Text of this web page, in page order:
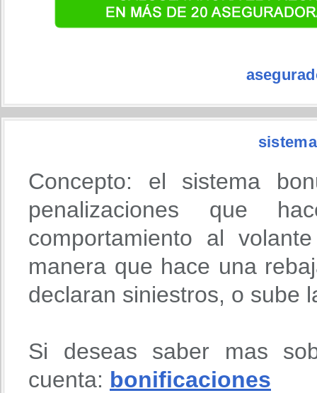
Concepto: el sistema
penalizaciones que
comportamiento al
manera que hace una
declaran siniestros, o sube
Si deseas saber mas
cuenta: bonificaciones